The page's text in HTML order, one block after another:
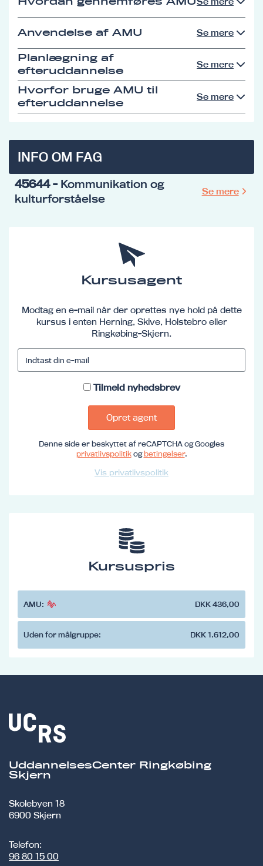
Anvendelse af AMU Se mere
Planlægning af
efteruddannelse
Se mere
Hvorfor bruge AMU til
efteruddannelse
Se mere
INFO OM FAG
45644- Kommunikation og
kulturforståelse
Se mere
Kursusagent
Modtag en e-mail når der oprettes nye hold på dette
kursus i enten Herning, Skive, Holstebro eller
Ringkøbing-Skjern.
Tilmeld nyhedsbrev
Opret agent
Denne side er beskyttet af reCAPTCHA og Googles
privatlivspolitikogbetingelser.
Vis privatlivspolitik
Kursuspris
AMU: DKK 436,00
Uden for målgruppe: DKK 1.612,00
UddannelsesCenter Ringkøbing
Skjern
Skolebyen 18
6900 Skjern
Telefon:
96 80 15 00